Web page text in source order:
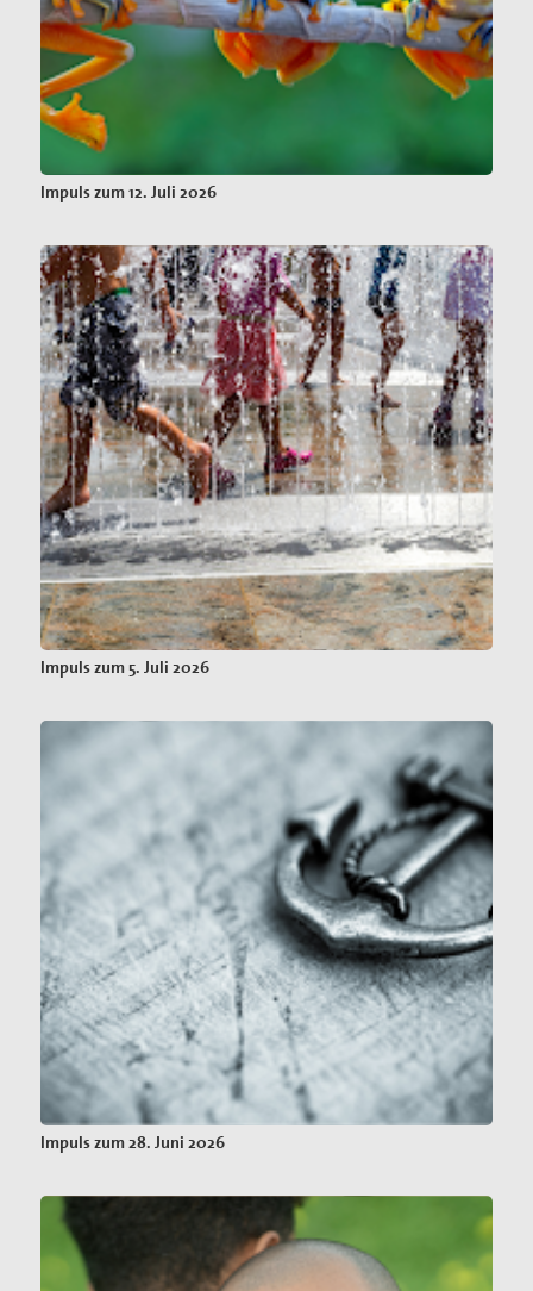
Impuls zum 12. Juli 2026
Impuls zum 5. Juli 2026
Impuls zum 28. Juni 2026